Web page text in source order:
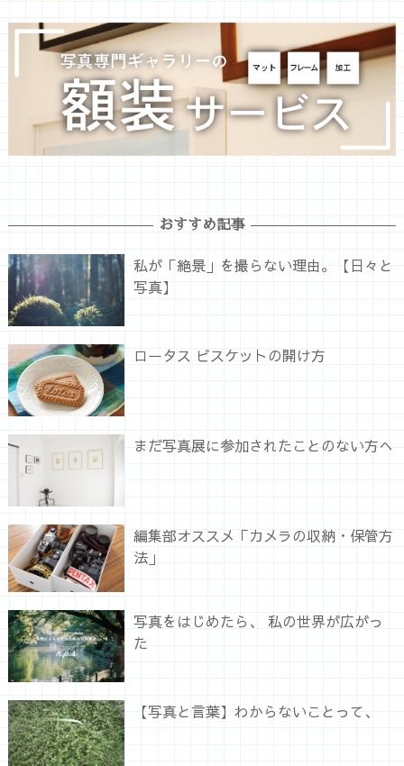
おすすめ記事
私が「絶景」を撮らない理由。【日々と
写真】
ロータス ビスケットの開け方
まだ写真展に参加されたことのない方へ
編集部オススメ「カメラの収納・保管方
法」
写真をはじめたら、 私の世界が広がっ
た
【写真と言葉】わからないことって、